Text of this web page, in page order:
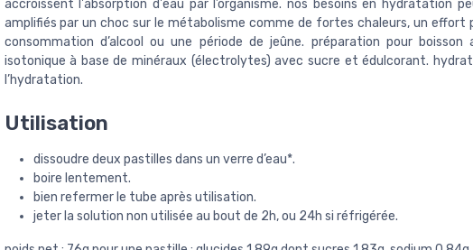
accroissent l'absorption d'eau par l’organisme. nos besoins en hydratation
amplifiés par un choc sur le métabolisme comme de fortes chaleurs, un effort
consommation d’alcool ou une période de jeûne. préparation pour boisson
isotonique à base de minéraux (électrolytes) avec sucre et édulcorant.
l’hydratation.
Utilisation
dissoudre deux pastilles dans un verre d’eau*.
boire lentement.
bien refermer le tube après utilisation.
jeter la solution non utilisée au bout de 2h, ou 24h si réfrigérée.